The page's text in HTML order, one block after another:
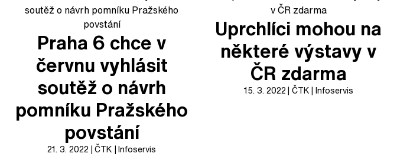
Praha 6 chce v
červnu vyhlásit
soutěž o návrh
pomníku Pražského
povstání
21. 3. 2022 ČTK Infoservis
Uprchlíci mohou na
některé výstavy v
ČR zdarma
15. 3. 2022 ČTK Infoservis